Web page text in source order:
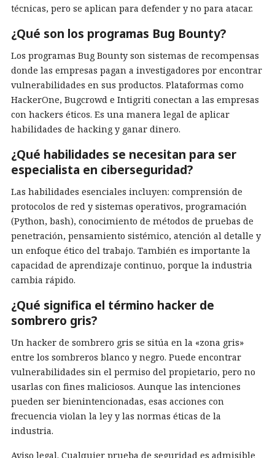
técnicas, pero se aplican para defender y no para atacar.
¿Qué son los programas Bug Bounty?
Los programas Bug Bounty son sistemas de recompensas
donde las empresas pagan a investigadores por encontrar
vulnerabilidades en sus productos. Plataformas como
HackerOne, Bugcrowd e Intigriti conectan a las empresas
con hackers éticos. Es una manera legal de aplicar
habilidades de hacking y ganar dinero.
¿Qué habilidades se necesitan para ser
especialista en ciberseguridad?
Las habilidades esenciales incluyen: comprensión de
protocolos de red y sistemas operativos, programación
(Python, bash), conocimiento de métodos de pruebas de
penetración, pensamiento sistémico, atención al detalle y
un enfoque ético del trabajo. También es importante la
capacidad de aprendizaje continuo, porque la industria
cambia rápido.
¿Qué significa el término hacker de
sombrero gris?
Un hacker de sombrero gris se sitúa en la «zona gris»
entre los sombreros blanco y negro. Puede encontrar
vulnerabilidades sin el permiso del propietario, pero no
usarlas con fines maliciosos. Aunque las intenciones
pueden ser bienintencionadas, esas acciones con
frecuencia violan la ley y las normas éticas de la
industria.
Aviso legal. Cualquier prueba de seguridad es admisible